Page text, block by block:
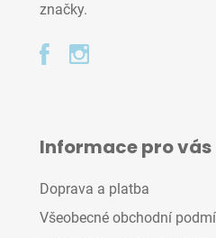
značky.
Informace pro vás
Doprava a platba
Všeobecné obchodní